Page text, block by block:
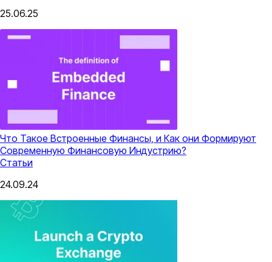
25.06.25
Что Такое Встроенные Финансы, и Как они Формируют
Современную Финансовую Индустрию?
Статьи
24.09.24